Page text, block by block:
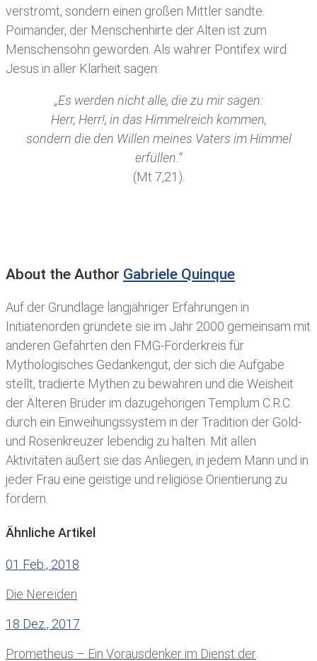
verströmt, sondern einen großen Mittler sandte.
Poimander, der Menschenhirte der Alten ist zum
Menschensohn geworden. Als wahrer Pontifex wird
Jesus in aller Klarheit sagen:
„Es werden nicht alle, die zu mir sagen:
Herr, Herr!, in das Himmelreich kommen,
sondern die den Willen meines Vaters im Himmel
erfüllen.“
(Mt 7,21).
About the Author Gabriele Quinque
Auf der Grundlage langjähriger Erfahrungen in
Initiatenorden gründete sie im Jahr 2000 gemeinsam mit
anderen Gefährten den FMG-Förderkreis für
Mythologisches Gedankengut, der sich die Aufgabe
stellt, tradierte Mythen zu bewahren und die Weisheit
der Älteren Brüder im dazugehörigen Templum C.R.C.
durch ein Einweihungssystem in der Tradition der Gold-
und Rosenkreuzer lebendig zu halten. Mit allen
Aktivitäten äußert sie das Anliegen, in jedem Mann und in
jeder Frau eine geistige und religiöse Orientierung zu
fördern.
Ähnliche Artikel
01 Feb., 2018
Die Nereïden
18 Dez., 2017
Prometheus – Ein Vorausdenker im Dienst der